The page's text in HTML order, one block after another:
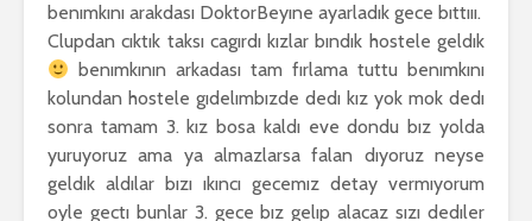
benımkını arakdası DoktorBeyıne ayarladık gece bıttııı.
Clupdan cıktık taksı cagırdı kızlar bındık hostele geldık
benımkının arkadası tam fırlama tuttu benımkını
kolundan hostele gıdelımbızde dedı kız yok mok dedı
sonra tamam 3. kız bosa kaldı eve dondu bız yolda
yuruyoruz ama ya almazlarsa falan dıyoruz neyse
geldık aldılar bızı ıkıncı gecemız detay vermıyorum
oyle gectı bunlar 3. gece bız gelıp alacaz sızı dedıler